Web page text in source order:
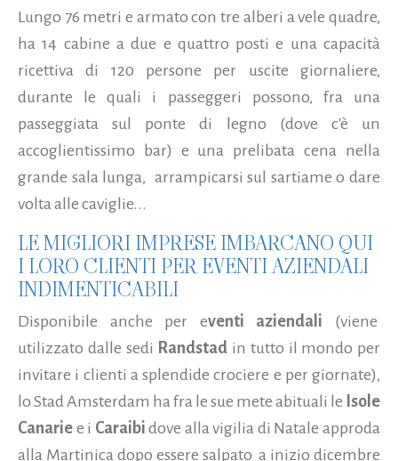
Lungo 76 metri e armato con tre alberi a vele quadre,
ha 14 cabine a due e quattro posti e una capacità
ricettiva di 120 persone per uscite giornaliere,
durante le quali i passeggeri possono, fra una
passeggiata sul ponte di legno (dove c'è un
accoglientissimo bar) e una prelibata cena nella
grande sala lunga, arrampicarsi sul sartiame o dare
volta alle caviglie...
LE MIGLIORI IMPRESE IMBARCANO QUI
I LORO CLIENTI PER EVENTI AZIENDALI
INDIMENTICABILI
Disponibile anche per eventi aziendali (viene
utilizzato dalle sedi Randstad in tutto il mondo per
invitare i clienti a splendide crociere e per giornate),
lo Stad Amsterdam ha fra le sue mete abituali le Isole
Canarie e i Caraibi dove alla vigilia di Natale approda
alla Martinica dopo essere salpato a inizio dicembre